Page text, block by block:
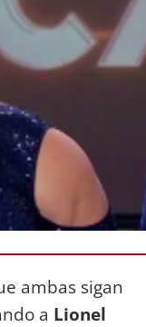
ambas sigan
a Lionel